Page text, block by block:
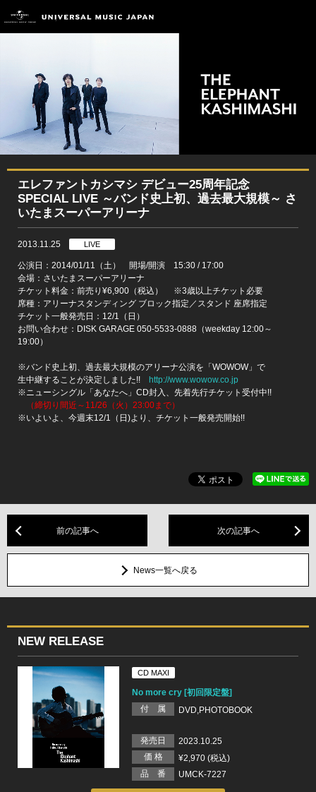
エレファントカシマシ デビュー25周年記念
SPECIAL LIVE ～バンド史上初、過去最大規模～ さ
いたまスーパーアリーナ
2013.11.25 LIVE
公演日：2014/01/11（土） 開場/開演 15:30 / 17:00
会場：さいたまスーパーアリーナ
チケット料金：前売り¥6,900（税込） ※3歳以上チケット必要
席種：アリーナスタンディング ブロック指定／スタンド 座席指定
チケット一般発売日：12/1（日）
お問い合わせ：DISK GARAGE 050-5533-0888（weekday 12:00～
19:00）
※バンド史上初、過去最大規模のアリーナ公演を「WOWOW」で
生中継することが決定しました!! http://www.wowow.co.jp
※ニューシングル「あなたへ」CD封入、先着先行チケット受付中!!
（締切り間近～11/26（火）23:00まで）
※いよいよ、今週末12/1（日)より、チケット一般発売開始!!
前の記事へ 次の記事へ
News一覧へ戻る
NEW RELEASE
CD MAXI
No more cry [初回限定盤]
付 属
DVD,PHOTOBOOK
発売日
2023.10.25
価 格
¥2,970 (税込)
品 番
UMCK-7227